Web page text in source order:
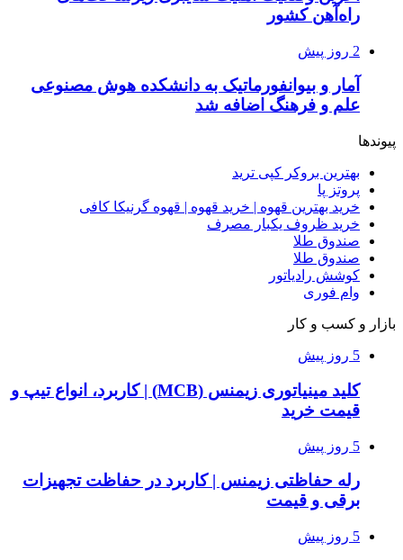
راه‌آهن کشور
2 روز پیش
آمار و بیوانفورماتیک به دانشکده هوش مصنوعی
علم و فرهنگ اضافه شد
پیوندها
بهترین بروکر کپی ترید
پروتز پا
خرید بهترین قهوه | خرید قهوه | قهوه گرنیکا کافی
خرید ظروف یکبار مصرف
صندوق طلا
صندوق طلا
کوشش رادیاتور
وام فوری
بازار و کسب و کار
5 روز پیش
کلید مینیاتوری زیمنس (MCB) | کاربرد، انواع تیپ و
قیمت خرید
5 روز پیش
رله حفاظتی زیمنس | کاربرد در حفاظت تجهیزات
برقی و قیمت
5 روز پیش